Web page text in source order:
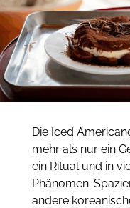
Die Iced
mehr als nur ein
ein Ritual und in
Phänomen.
andere